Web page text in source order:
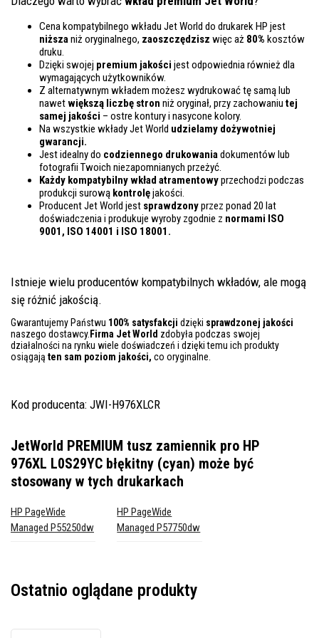
Cena kompatybilnego wkładu Jet World do drukarek HP jest
niższaniż oryginalnego, zaoszczędzisz więc aż 80% kosztów
druku.
Dzięki swojej premium jakości jest odpowiednia również dla
wymagających użytkowników.
Z alternatywnym wkładem możesz wydrukować tę samą lub
nawetwiększą liczbę stron niż oryginał, przy zachowaniu tej
samej jakości – ostre kontury i nasycone kolory.
Na wszystkie wkłady Jet World udzielamy dożywotniej
gwarancji.
Jest idealny do codziennego drukowaniadokumentów lub
fotografii Twoich niezapomnianych przeżyć.
Każdy kompatybilny wkład atramentowyprzechodzi podczas
produkcji surową kontrolęjakości.
Producent Jet World jest sprawdzonyprzez ponad 20 lat
doświadczenia i produkuje wyroby zgodnie z normami ISO
9001, ISO 14001 i ISO 18001.
Istnieje wielu producentów kompatybilnych wkładów, ale mogą
się różnić jakością.
Gwarantujemy Państwu 100% satysfakcji dzięki sprawdzonej jakości
naszego dostawcy. Firma Jet World zdobyła podczas swojej
działalności na rynku wiele doświadczeń i dzięki temu ich produkty
osiągają ten sam poziom jakości, co oryginalne.
Kod producenta: JWI-H976XLCR
JetWorld PREMIUM tusz zamiennik pro HP
976XL L0S29YC błękitny (cyan) może być
stosowany w tych drukarkach
HP PageWide
Managed P55250dw
HP PageWide
Managed P57750dw
Ostatnio oglądane produkty